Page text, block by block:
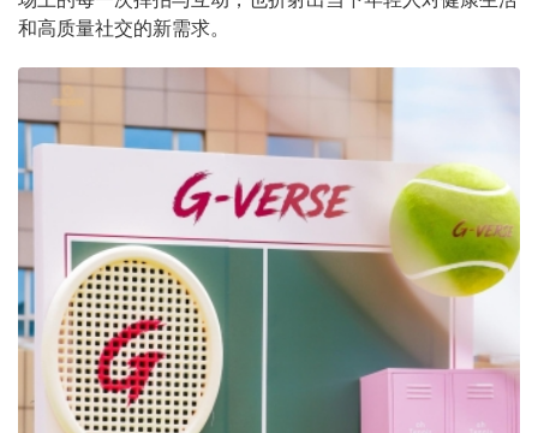
和高质量社交的新需求。